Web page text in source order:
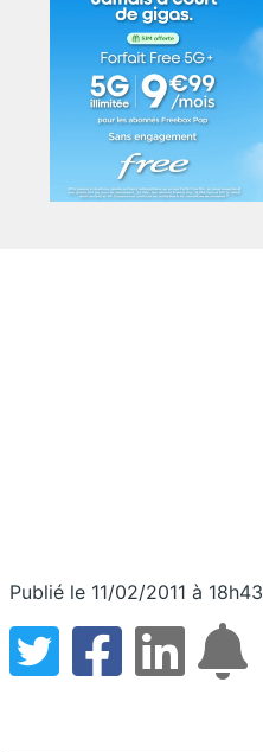
Publié le 11/02/2011 à 18h43